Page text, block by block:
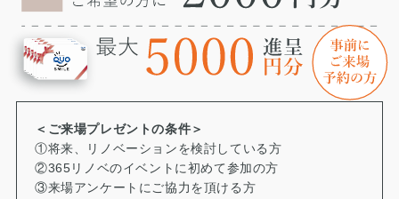
＜ご来場プレゼントの条件＞
①将来、リノベーションを検討している方
②365リノベのイベントに初めて参加の方
③来場アンケートにご協力を頂ける方